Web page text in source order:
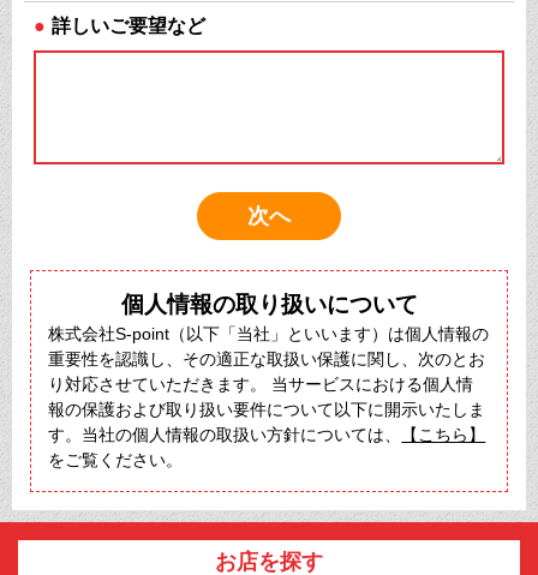
● 詳しいご要望など
個人情報の取り扱いについて
株式会社S-point（以下「当社」といいます）は個人情報の
重要性を認識し、その適正な取扱い保護に関し、次のとお
り対応させていただきます。 当サービスにおける個人情
報の保護および取り扱い要件について以下に開示いたしま
す。当社の個人情報の取扱い方針については、
【こちら】
をご覧ください。
お店を探す